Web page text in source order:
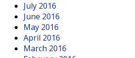
July 2016
June 2016
May 2016
April 2016
March 2016